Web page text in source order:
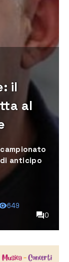
il
al
anticipo
649
0